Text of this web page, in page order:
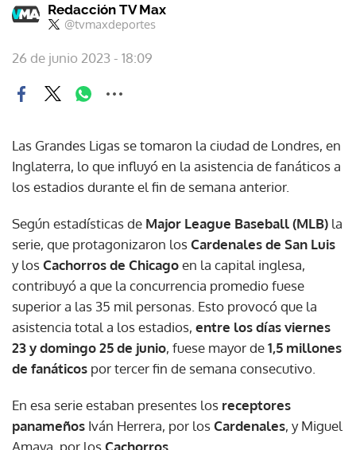
Redacción TV Max
@tvmaxdeportes
26 de junio 2023 - 18:09
Las Grandes Ligas se tomaron la ciudad de Londres, en
Inglaterra, lo que influyó en la asistencia de fanáticos a
los estadios durante el fin de semana anterior.
Según estadísticas de Major League Baseball (MLB) la
serie, que protagonizaron losCardenales de San Luis
y losCachorros de Chicagoen la capital inglesa,
contribuyó a que la concurrencia promedio fuese
superior a las 35 mil personas. Esto provocó que la
asistencia total a los estadios, entre los días viernes
23 y domingo 25 de junio, fuese mayor de1,5 millones
de fanáticos por tercer fin de semana consecutivo.
En esa serie estaban presentes los receptores
panameños Iván Herrera, por losCardenales, y Miguel
Amaya, por losCachorros